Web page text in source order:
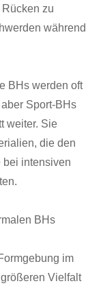
zu
während
BHs werden oft
Sport-BHs
weiter. Sie
die den
intensiven
BHs
im
Vielfalt